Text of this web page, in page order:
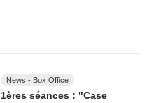
News - Box Office
1ères séances : "Case